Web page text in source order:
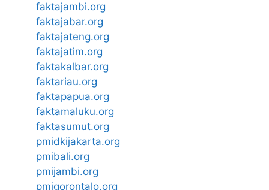
faktajambi.org
faktajabar.org
faktajateng.org
faktajatim.org
faktakalbar.org
faktariau.org
faktapapua.org
faktamaluku.org
faktasumut.org
pmidkijakarta.org
pmibali.org
pmijambi.org
pmigorontalo.org